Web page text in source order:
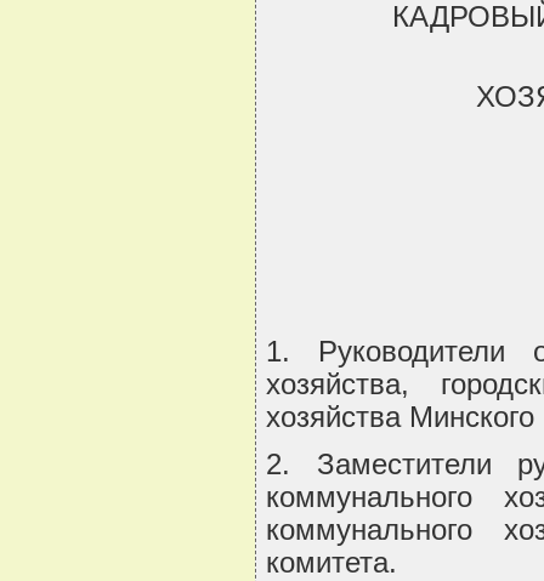
1. Руководители
хозяйства,
хозяйства Минского
2. Заместители
коммунального
коммунального
комитета.